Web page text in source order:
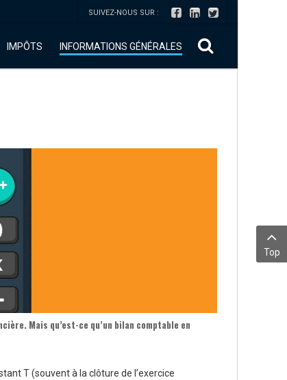
SUIVEZ-NOUS SUR :
IMPÔTS INFORMATIONS GÉNÉRALES
Mais qu’est-ce qu’un bilan comptable en
T (souvent à la clôture de l’exercice
Top